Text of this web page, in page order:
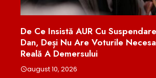
De Ce Insistă AUR Cu
Dan, Deși Nu Are Voturile
Reală A Demersului
august 10, 2026